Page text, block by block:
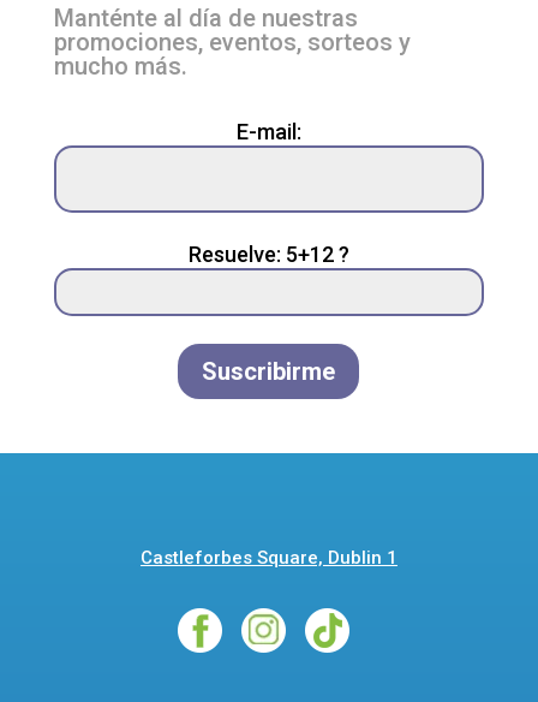
Manténte al día de nuestras
promociones, eventos, sorteos y
mucho más.
leave
this
field
E-mail:
Resuelve: 5+12 ?
Suscribirme
Castleforbes Square, Dublin 1